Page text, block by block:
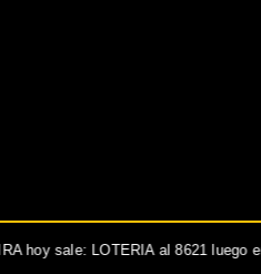
envía ya: ANIMAL al 8621